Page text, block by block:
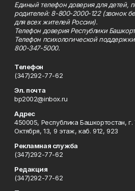
Единый телефон доверия для детей,
родителей: 8-800-2000-122 (звонок
для всех жителей России).
Телефон доверия Республики
Телефон психологической
800-347-5000.
Телефон
(347)292-77-62
Эл. почта
bp2002@inbox.ru
Адрес
450005, Республика Башкортостан, г.
Октября, 13, 9 этаж, каб. 912, 923
Рекламная служба
(347)292-77-62
Редакция
(347)292-77-62